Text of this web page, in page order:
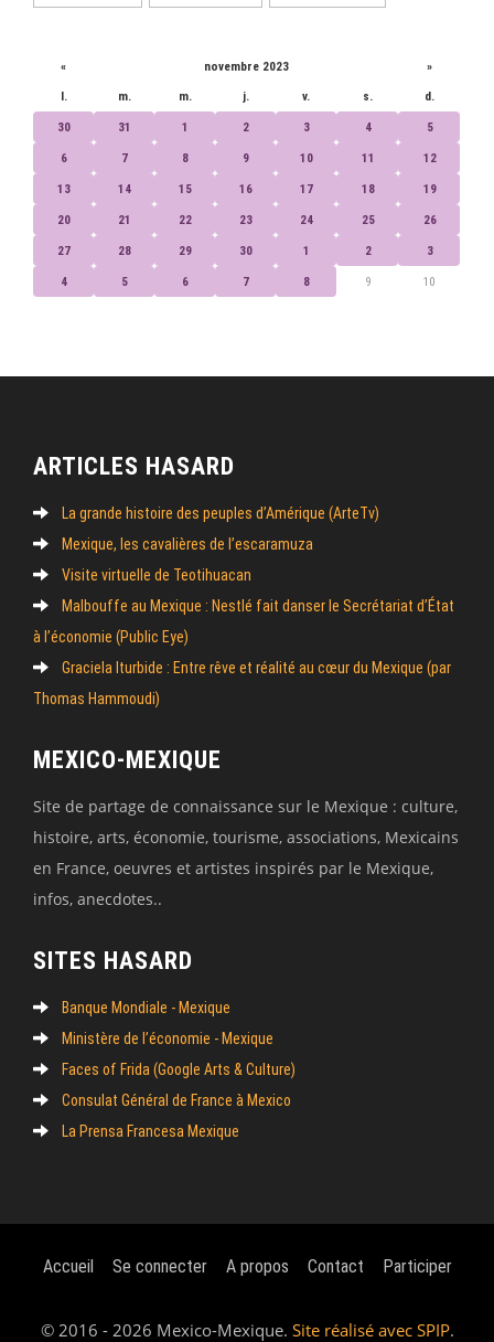
« novembre 2023 »
l. m. m. j. v. s. d.
30 31 1 2 3 4 5
6 7 8 9 10 11 12
13 14 15 16 17 18 19
20 21 22 23 24 25 26
27 28 29 30 1 2 3
4 5 6 7 8 9 10
ARTICLES HASARD
La grande histoire des peuples d’Amérique (ArteTv)
Mexique, les cavalières de l’escaramuza
Visite virtuelle de Teotihuacan
Malbouffe au Mexique : Nestlé fait danser le Secrétariat d’État
à l’économie (Public Eye)
Graciela Iturbide : Entre rêve et réalité au cœur du Mexique (par
Thomas Hammoudi)
MEXICO-MEXIQUE
Site de partage de connaissance sur le Mexique : culture,
histoire, arts, économie, tourisme, associations, Mexicains
en France, oeuvres et artistes inspirés par le Mexique,
infos, anecdotes..
SITES HASARD
Banque Mondiale - Mexique
Ministère de l’économie - Mexique
Faces of Frida (Google Arts & Culture)
Consulat Général de France à Mexico
La Prensa Francesa Mexique
Accueil Se connecter A propos Contact Participer
© 2016 - 2026 Mexico-Mexique. Site réalisé avec SPIP.